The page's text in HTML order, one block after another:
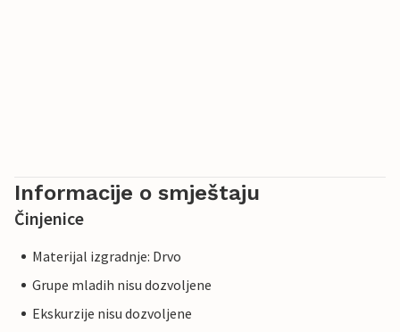
Informacije o smještaju
Činjenice
Materijal izgradnje: Drvo
Grupe mladih nisu dozvoljene
Ekskurzije nisu dozvoljene